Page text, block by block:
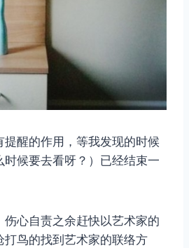
醒的作用，等我发现的时候
时候要去看呀？）已经结束一
心自责之余赶快以艺术家的
打鸟的找到艺术家的联络方